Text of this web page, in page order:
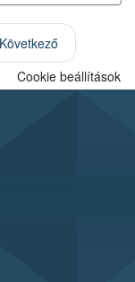
Következő
Cookie beállítások